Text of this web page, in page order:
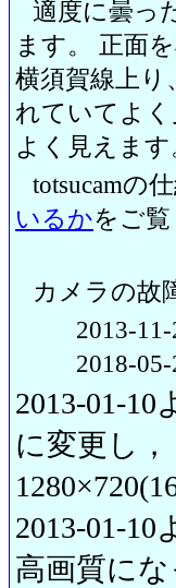
適度に曇っ
ます。 正面
横須賀線上り
れていてよ
よく見えます
totsucamの
いるかをご覧
カメラの故
2013-
2018-
2013-01-
に変更し
2013-01-10
高画質にな